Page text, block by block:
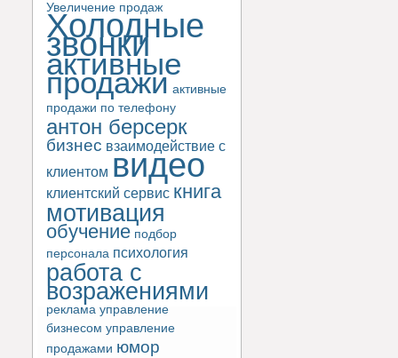
Увеличение продаж
Холодные
звонки
активные
продажи активные
продажи по телефону
антон берсерк
бизнес взаимодействие с
клиентом видео
клиентский сервис книга
мотивация
обучение подбор
персонала психология
работа с
возражениями
реклама управление
бизнесом управление
продажами юмор